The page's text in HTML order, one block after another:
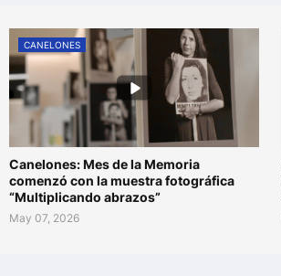
CANELONES
Canelones: Mes de la Memoria
comenzó con la muestra fotográfica
“Multiplicando abrazos”
May 07, 2026